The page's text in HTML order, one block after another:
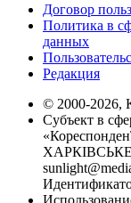
Договор
Политика в
данных
Редакция
© 2000-2026,
Субъект в
ХАРКІВСЬКЕ